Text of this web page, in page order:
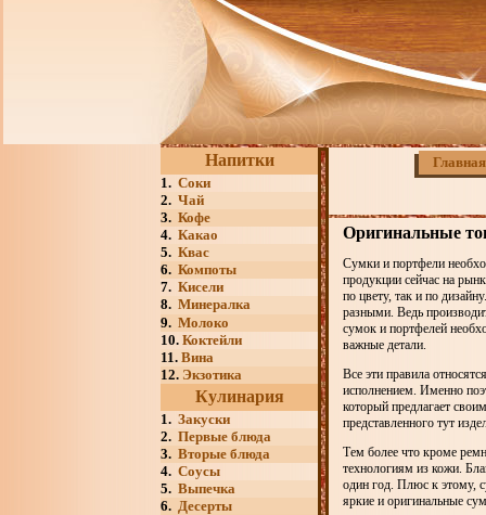
Напитки
1. Соки
2. Чай
3. Кофе
4. Какао
5. Квас
6. Компоты
7. Кисели
8. Минералка
9. Молоко
10. Коктейли
11. Вина
12. Экзотика
Кулинария
1. Закуски
2. Первые блюда
3. Вторые блюда
4. Соусы
5. Выпечка
6. Десерты
Главная
Оригинальные
Сумки и портфели
продукции сейчас на
по цвету, так и по
разными. Ведь
сумок и портфелей
важные детали.
Все эти правила
исполнением. Именно
который предлагает
представленного тут
Тем более что кроме
технологиям из кожи.
один год. Плюс к этому,
яркие и оригинальные